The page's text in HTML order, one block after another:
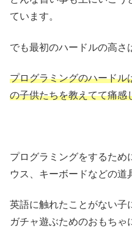
ています。
でも最初のハードルの高さ
プログラミングのハードル
の子供たちを教えてて痛感
プログラミングをするため
ウス、キーボードなどの道
英語に触れたことがない子
ガチャ遊ぶためのおもちゃ